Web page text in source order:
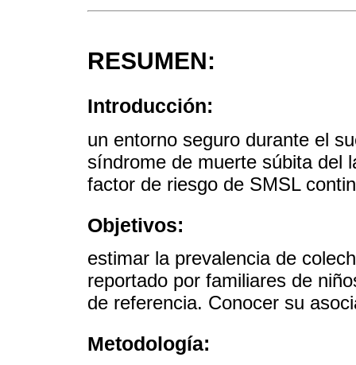
RESUMEN:
Introducción:
un entorno seguro durante el
síndrome de muerte súbita del
factor de riesgo de SMSL
Objetivos:
estimar la prevalencia de
reportado por familiares de
de referencia. Conocer su
Metodología: